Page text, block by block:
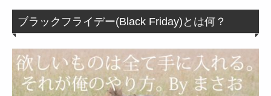
ブラックフライデー(Black Friday)とは何？